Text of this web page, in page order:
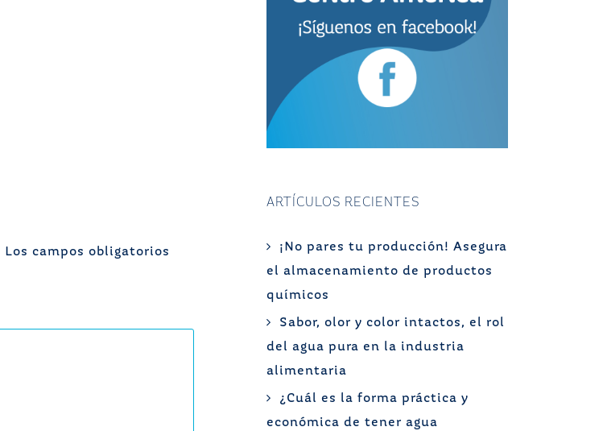
Los campos obligatorios
ARTÍCULOS RECIENTES
¡No pares tu producción! Asegura
el almacenamiento de productos
químicos
Sabor, olor y color intactos, el rol
del agua pura en la industria
alimentaria
¿Cuál es la forma práctica y
económica de tener agua